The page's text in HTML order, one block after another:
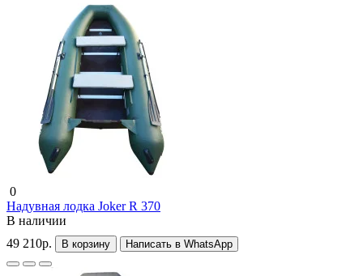
0
Надувная лодка Joker R 370
В наличии
49 210р.
В корзину Написать в WhatsApp